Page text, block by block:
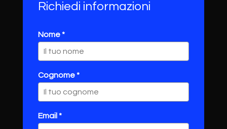
Richiedi informazioni
Nome *
Cognome *
Email *